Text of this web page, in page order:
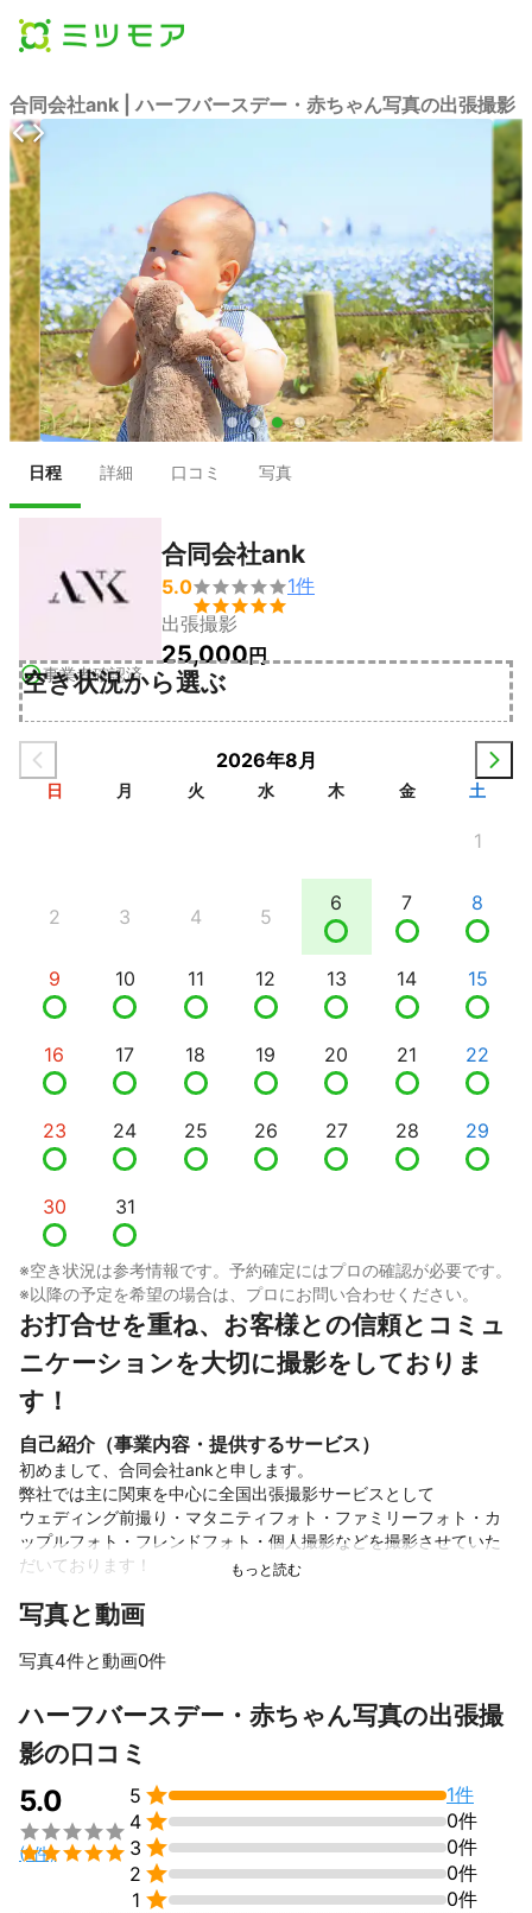
合同会社ank | ハーフバースデー・赤ちゃん写真の出張撮影
● ● ● ●
日程 詳細 口コミ 写真
事業者確認済
合同会社ank
5.0

1件
出張撮影
25,000円
空き状況から選ぶ
2026年8月
日 月 火 水 木 金 土
1
2 3 4 5
6 7 8
9 10 11 12 13 14 15
16 17 18 19 20 21 22
23 24 25 26 27 28 29
30 31
※空き状況は参考情報です。予約確定にはプロの確認が必要です。
※以降の予定を希望の場合は、プロにお問い合わせください。
お打合せを重ね、お客様との信頼とコミュ
ニケーションを大切に撮影をしておりま
す！
自己紹介（事業内容・提供するサービス）
初めまして、合同会社ankと申します。
弊社では主に関東を中心に全国出張撮影サービスとして
ウェディング前撮り・マタニティフォト・ファミリーフォト・カ
ップルフォト・フレンドフォト・個人撮影などを撮影させていた
だいております！
1組1組お打ち合わせを重ねさせていただき、
て、
これまでの実績
・ウエディング前撮り
・マタニティフォト
・ニューボーンフォト
・カップルフォト
・ファミリーフォト
・フレンドフォト
・個人撮影(プロフィール・宣材・ポートレートなど)
写真と動画
写真4件と動画0件
すべて見る
ハーフバースデー・赤ちゃん写真の出張撮
影の口コミ
5.0


(1件)
5 
1件
4 
0件
3 
0件
2 
0件
1  0件